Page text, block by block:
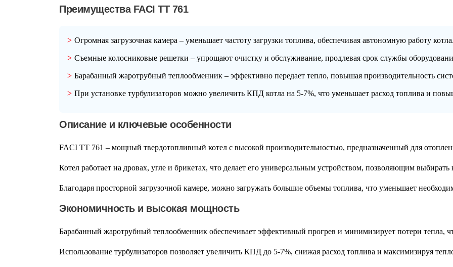
Преимущества FACI TT 761
Огромная загрузочная камера – уменьшает частоту загрузки топлива, обеспечивая автономную работу
Съемные колосниковые решетки – упрощают очистку и обслуживание, продлевая срок службы
Барабанный жаротрубный теплообменник – эффективно передает тепло, повышая производительность
При установке турбулизаторов можно увеличить КПД котла на 5-7%, что уменьшает расход топлива и
Описание и ключевые особенности
FACI TT 761 – мощный твердотопливный котел с высокой производительностью, предназначенный для
Котел работает на дровах, угле и брикетах, что делает его универсальным устройством, позволяющим
Благодаря просторной загрузочной камере, можно загружать большие объемы топлива, что уменьшает
Экономичность и высокая мощность
Барабанный жаротрубный теплообменник обеспечивает эффективный прогрев и минимизирует потери тепла,
Использование турбулизаторов позволяет увеличить КПД до 5-7%, снижая расход топлива и максимизируя